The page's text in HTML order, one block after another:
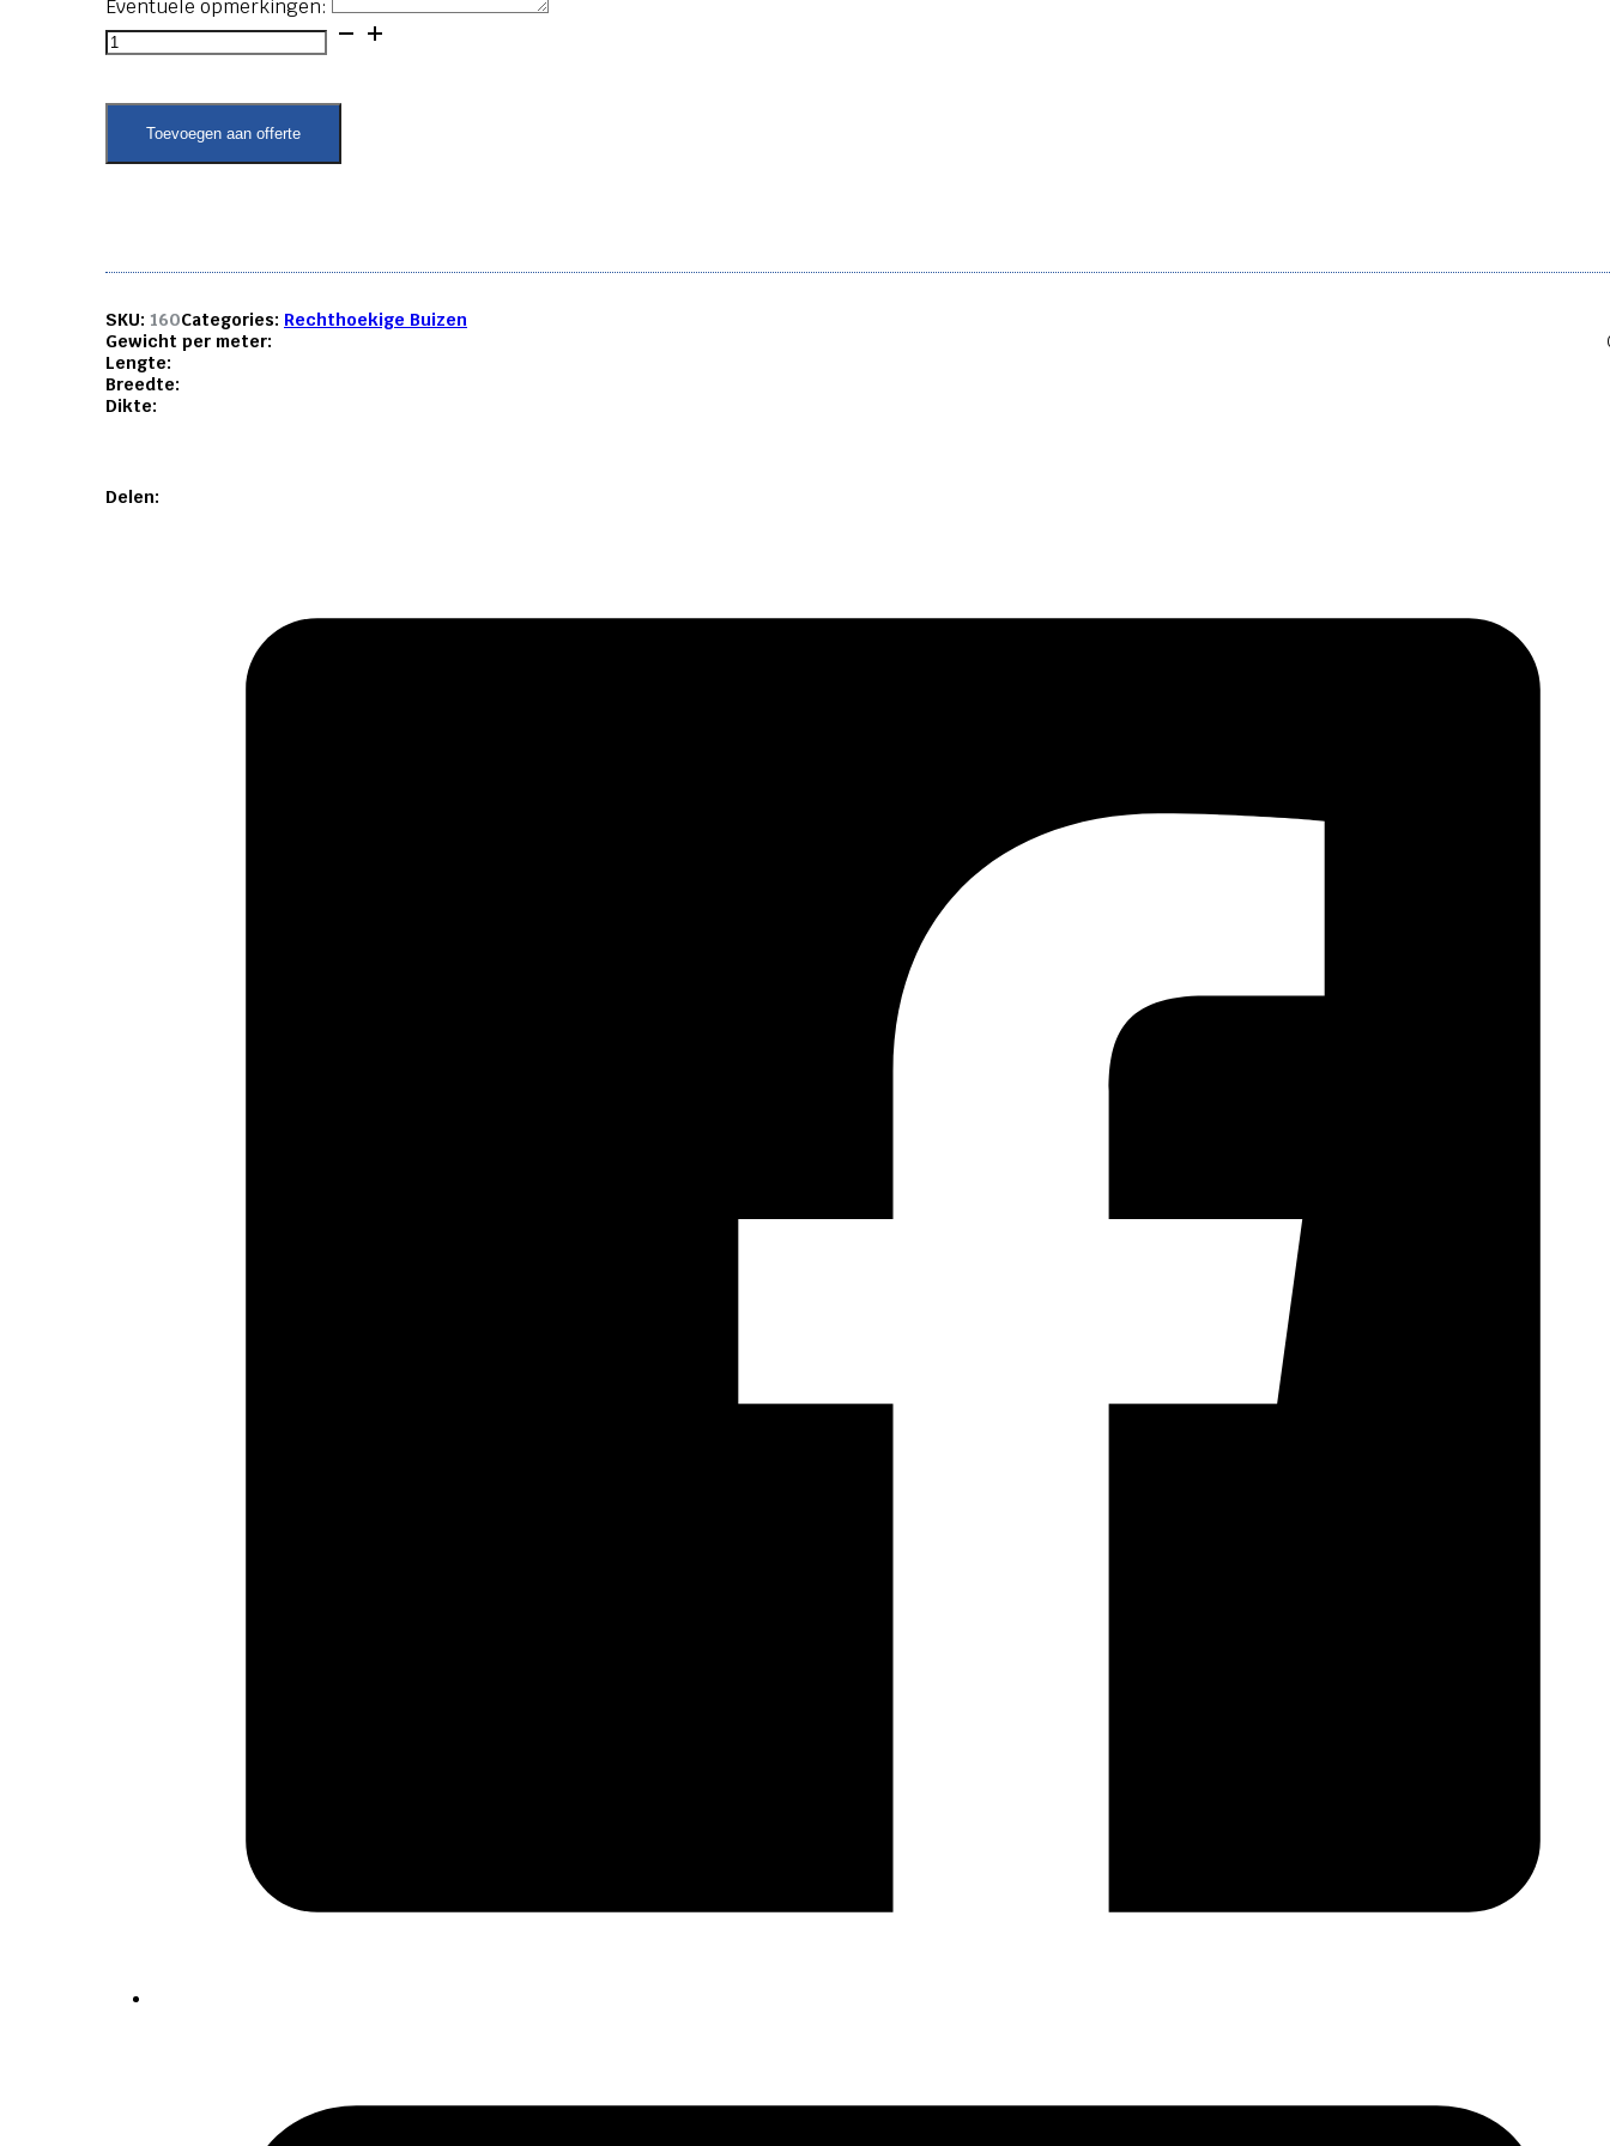
Eventuele opmerkingen:
Rechthoekige
buis
60x10x2
aantalToevoegen aan offerte
SKU: 160Categories: Rechthoekige Buizen
Gewicht per meter:
Lengte:
Breedte:
Dikte:
Delen: